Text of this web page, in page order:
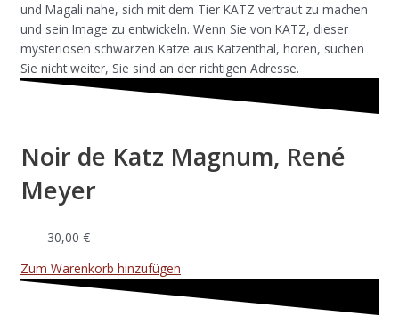
und Magali nahe, sich mit dem Tier KATZ vertraut zu machen
und sein Image zu entwickeln. Wenn Sie von KATZ, dieser
mysteriösen schwarzen Katze aus Katzenthal, hören, suchen
Sie nicht weiter, Sie sind an der richtigen Adresse.
Noir de Katz Magnum, René
Meyer
30,00 €
Zum Warenkorb hinzufügen